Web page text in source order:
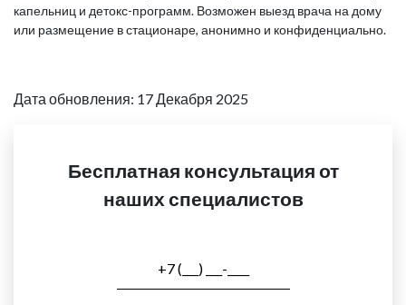
капельниц и детокс-программ. Возможен выезд врача на дому
или размещение в стационаре, анонимно и конфиденциально.
Дата обновления: 17 Декабря 2025
Бесплатная консультация от
наших специалистов